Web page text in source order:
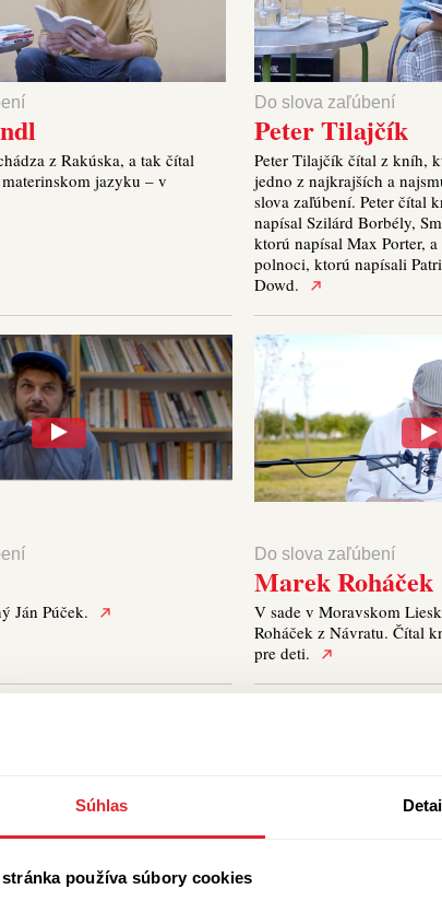
Súhlas
používa súbory cookies
z Rakúska, a tak čítal
jazyku – v
Do slova zaľúbení
Peter Tilajčík
Peter Tilajčík čítal z kníh,
jedno z najkrajších a
slova zaľúbení. Peter čítal
napísal Szilárd Borbély,
ktorú napísal Max Porter,
polnoci, ktorú napísali
Dowd.
Ján Púček.
Do slova zaľúbení
Marek Roháček
V sade v Moravskom
Roháček z Návratu. Čítal
pre deti.